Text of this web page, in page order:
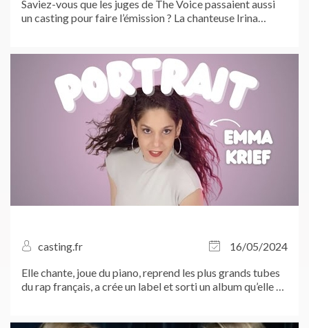
Saviez-vous que les juges de The Voice passaient aussi
un casting pour faire l’émission ? La chanteuse Irina
casting.fr
16/05/2024
Elle chante, joue du piano, reprend les plus grands tubes
du rap français, a crée un label et sorti un album qu’elle a